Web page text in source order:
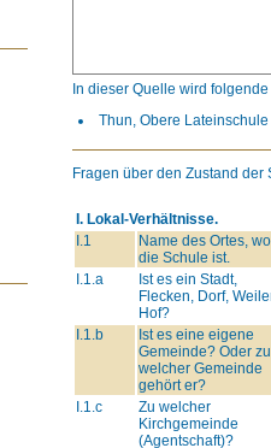
In dieser Quelle wird
Thun, Obere
Fragen über den Zustand
I. Lokal-Verhältnisse.
I.1
Name des Ortes, wo
die Schule ist.
I.1.a
Ist es ein Stadt,
Flecken, Dorf,
Hof?
I.1.b
Ist es eine eigene
Gemeinde? Oder zu
welcher Gemeinde
gehört er?
I.1.c
Zu welcher
Kirchgemeinde
(Agentschaft)?